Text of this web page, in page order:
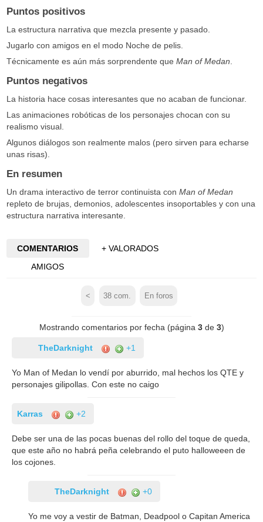
Puntos positivos
La estructura narrativa que mezcla presente y pasado.
Jugarlo con amigos en el modo Noche de pelis.
Técnicamente es aún más sorprendente queMan of Medan
Puntos negativos
La historia hace cosas interesantes que no acaban de funcionar.
Las animaciones robóticas de los personajes chocan con su
realismo visual.
Algunos diálogos son realmente malos (pero sirven para echarse
unas risas).
En resumen
Un drama interactivo de terror continuista conMan of Medan
repleto de brujas, demonios, adolescentes insoportables y con una
estructura narrativa interesante.
COMENTARIOS
+ VALORADOS
AMIGOS
< 38 com. En foros
Mostrando comentarios por fecha (página 3de 3)
TheDarknight +1
Yo Man of Medan lo vendí por aburrido, mal hechos los QTE y
personajes gilipollas. Con este no caigo
Karras +2
Debe ser una de las pocas buenas del rollo del toque de queda,
que este año no habrá peña celebrando el puto halloweeen de
los cojones.
TheDarknight +0
Yo me voy a vestir de Batman, Deadpool o Capitan America